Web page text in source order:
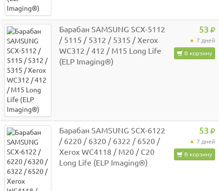
Барабан SAMSUNG SCX-5112
/ 5115 / 5312 / 5315 / Xerox
WC312 / 412 / M15 Long Life
(ELP Imaging®)
53
7 дней
В корзину
Барабан SAMSUNG SCX-6122
/ 6220 / 6320 / 6322 / 6520 /
Xerox WC4118 / M20 / C20
Long Life (ELP Imaging®)
53
7 дней
В корзину